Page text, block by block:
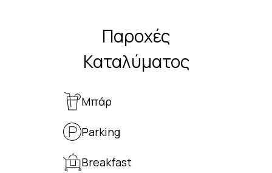
Παροχές
Καταλύματος
Μπάρ
Parking
Breakfast